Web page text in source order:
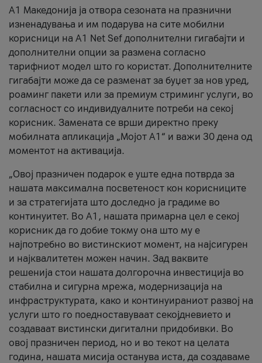
А1 Македонија ја отвора сезоната на празнични
изненадувања и им подарува на сите мобилни
корисници на A1 Net Sef дополнителни гигабајти и
дополнителни опции за размена согласно
тарифниот модел што го користат. Дополнителните
гигабајти може да се разменат за буџет за нов уред,
роаминг пакети или за премиум стриминг услуги, во
согласност со индивидуалните потреби на секој
корисник. Замената се врши директно преку
мобилната апликација „Мојот А1“ и важи 30 дена од
моментот на активација.
„Овој празничен подарок е уште една потврда за
нашата максимална посветеност кон корисниците
и за стратегијата што доследно ја градиме во
континуитет. Во А1, нашата примарна цел е секој
корисник да го добие токму она што му е
најпотребно во вистинскиот момент, на најсигурен
и најквалитетен можен начин. Зад ваквите
решенија стои нашата долгорочна инвестиција во
стабилна и сигурна мрежа, модернизација на
инфраструктурата, како и континуираниот развој на
услуги што го поедноставуваат секојдневието и
создаваат вистински дигитални придобивки. Во
овој празничен период, но и во текот на целата
година, нашата мисија останува иста, да создаваме